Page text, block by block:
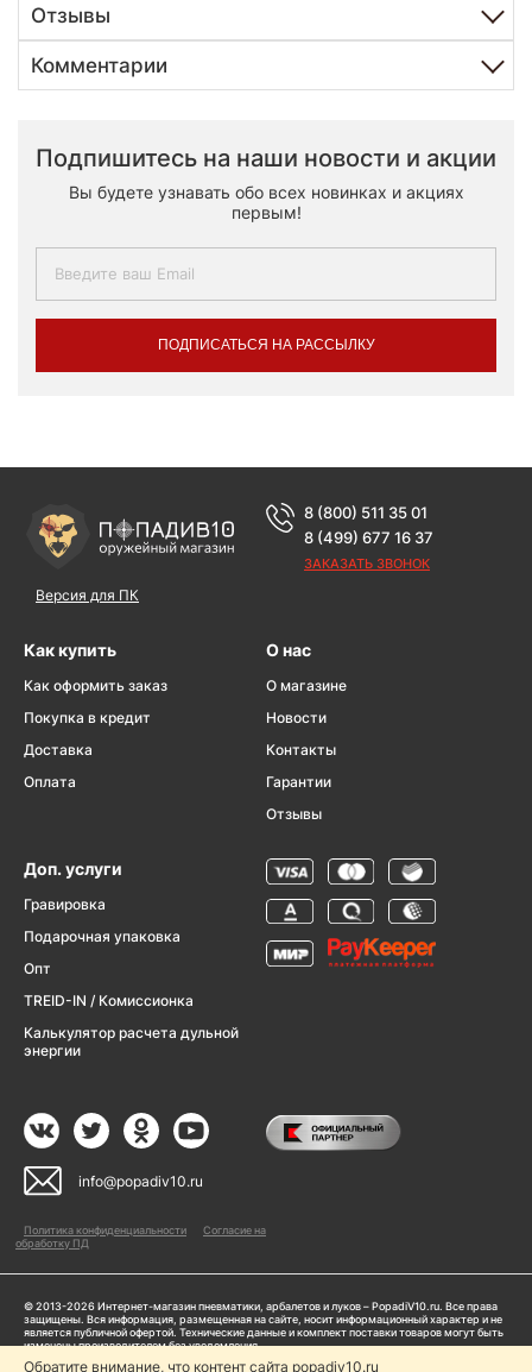
Отзывы
Комментарии
Подпишитесь на наши новости и акции
Вы будете узнавать обо всех новинках и акциях
первым!
ПОДПИСАТЬСЯ НА РАССЫЛКУ
Версия для ПК
8 (800) 511 35 01
8 (499) 677 16 37
ЗАКАЗАТЬ ЗВОНОК
Как купить
Как оформить заказ
Покупка в кредит
Доставка
Оплата
О нас
О магазине
Новости
Контакты
Гарантии
Отзывы
Доп. услуги
Гравировка
Подарочная упаковка
Опт
TREID-IN / Комиссионка
Калькулятор расчета дульной
энергии
info@popadiv10.ru
Политика конфиденциальности
Согласие на
обработку ПД
© 2013-2026 Интернет-магазин пневматики, арбалетов и луков – PopadiV10.ru. Все права
защищены. Вся информация, размещенная на сайте, носит информационный характер и не
является публичной офертой. Технические данные и комплект поставки товаров могут быть
изменены производителем без уведомления
Обратите внимание, что контент сайта popadiv10.ru